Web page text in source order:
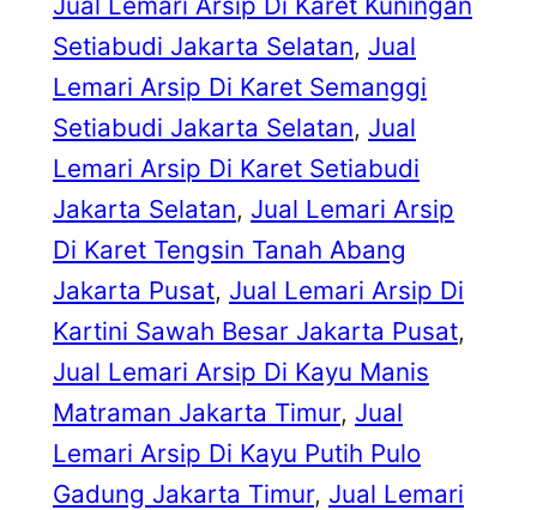
Setiabudi Jakarta Selatan, Jual
Lemari Arsip Di Karet Semanggi
Setiabudi Jakarta Selatan, Jual
Lemari Arsip Di Karet Setiabudi
Jakarta Selatan, Jual Lemari Arsip
Di Karet Tengsin Tanah Abang
Jakarta Pusat, Jual Lemari Arsip Di
Kartini Sawah Besar Jakarta Pusat
Jual Lemari Arsip Di Kayu Manis
Matraman Jakarta Timur, Jual
Lemari Arsip Di Kayu Putih Pulo
Gadung Jakarta Timur, Jual Lemari